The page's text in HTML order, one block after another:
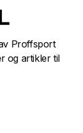
Proffsport
og artikler til